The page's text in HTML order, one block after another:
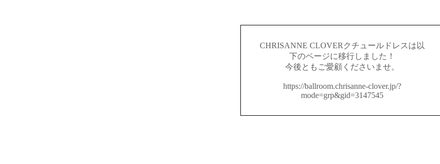
CHRISANNE CLOVERクチュールドレスは以
下のページに移行しました！
今後ともご愛顧くださいませ。
https://ballroom.chrisanne-clover.jp/?
mode=grp&gid=3147545